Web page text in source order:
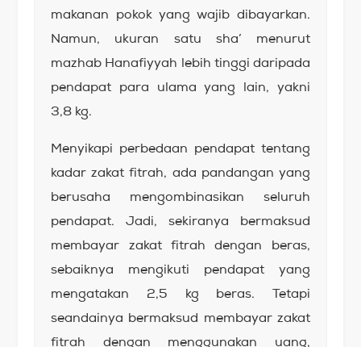
makanan pokok yang wajib dibayarkan.
Namun, ukuran satu sha’ menurut
mazhab Hanafiyyah lebih tinggi daripada
pendapat para ulama yang lain, yakni
3,8 kg.
Menyikapi perbedaan pendapat tentang
kadar zakat fitrah, ada pandangan yang
berusaha mengombinasikan seluruh
pendapat. Jadi, sekiranya bermaksud
membayar zakat fitrah dengan beras,
sebaiknya mengikuti pendapat yang
mengatakan 2,5 kg beras. Tetapi
seandainya bermaksud membayar zakat
fitrah dengan menggunakan uang,